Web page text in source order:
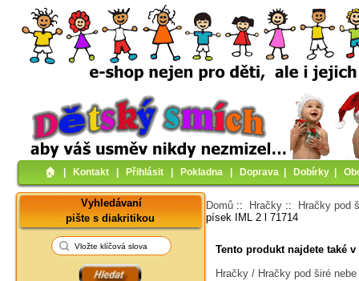
🏠︎ Kontakt Přihlásit Pokladna Doprava Dobírky
Vyhledávaní
pište s diakritikou
Domů :: Hračky ::
Hračky pod
písek IML 2 l 71714
Tento produkt najdete také
Hračky / Hračky pod širé